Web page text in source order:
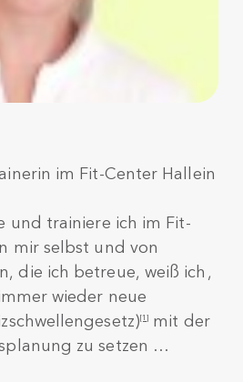
im Fit-Center Hallein
und trainiere ich im Fit-
mir selbst und von
die ich betreue, weiß ich,
wieder neue
[1] mit der
zu setzen …